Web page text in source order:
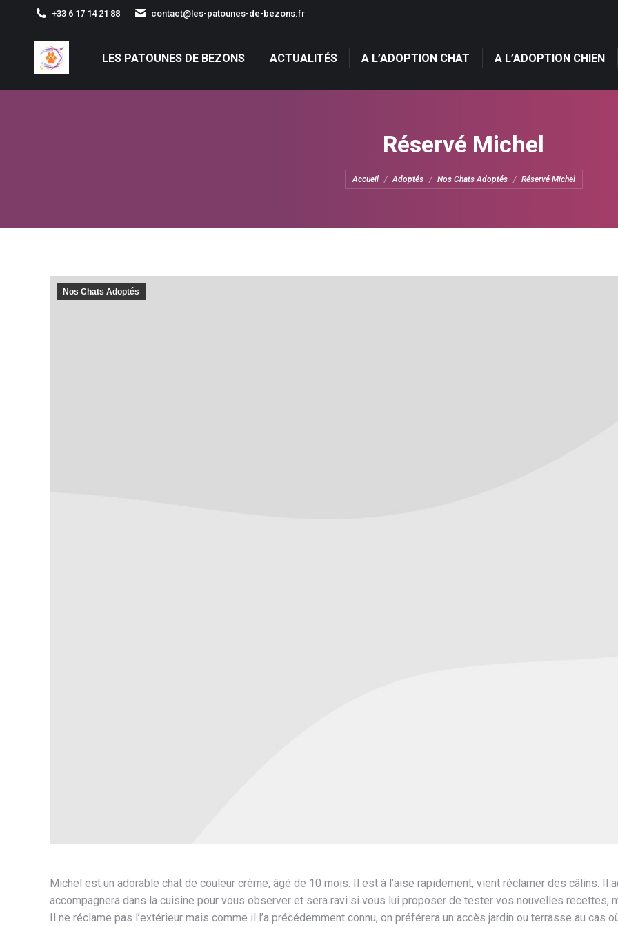
+33 6 17 14 21 88 contact@les-patounes-de-bezons.fr
LES PATOUNES DE BEZONS ACTUALITÉS A L’ADOPTION CHAT A L’ADOPTION CHIEN
Réservé Michel
Vous êtes ici :
Accueil Adoptés Nos Chats Adoptés Réservé Michel
Nos Chats Adoptés
Michel est un adorable chat de couleur crème, âgé de 10 mois. Il est à l’aise rapidement, vient réclamer des câlins.
accompagnera dans la cuisine pour vous observer et sera ravi si vous lui proposer de tester vos nouvelles recettes,
Il ne réclame pas l’extérieur mais comme il l’a précédemment connu, on préférera un accès jardin ou terrasse au cas